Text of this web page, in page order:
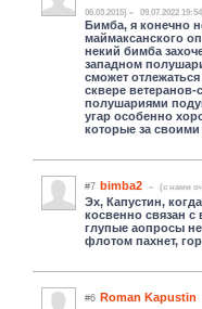
06.03.2015)
09.07.2022 19:54
Бимба, я конечно
маймаксанского
некий бимба
западном
сможет
сквере
полушариями
угар особенно
которые за
#7 bimba2 (c нами
Эх, Капустин,
косвенно связан
глупые аопросы
флотом пахнет,
#6 Roman Kapustin